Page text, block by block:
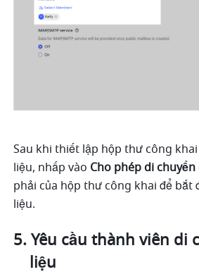
Sau khi thiết lập hộp thư công
liệu, nhấp vào Cho phép di
phải của hộp thư công khai để bắt
liệu.
Yêu cầu thành viên di
liệu